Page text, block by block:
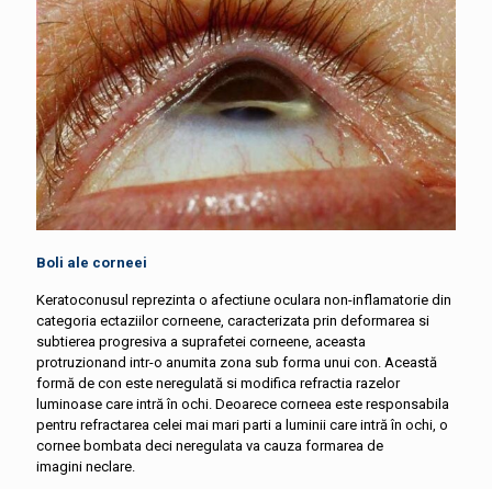
Boli ale corneei
Keratoconusul reprezinta o afectiune oculara non-inflamatorie din
categoria ectaziilor corneene, caracterizata prin deformarea si
subtierea progresiva a suprafetei corneene, aceasta
protruzionand intr-o anumita zona sub forma unui con. Această
formă de con este neregulată si modifica refractia razelor
luminoase care intră în ochi. Deoarece corneea este responsabila
pentru refractarea celei mai mari parti a luminii care intră în ochi, o
cornee bombata deci neregulata va cauza formarea de
imagini neclare.